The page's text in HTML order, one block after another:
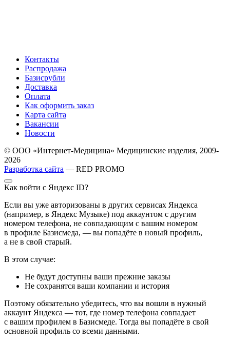
Контакты
Распродажа
Базисрубли
Доставка
Оплата
Как оформить заказ
Карта сайта
Вакансии
Новости
© ООО «Интернет-Медицина» Медицинские изделия, 2009-
2026
Разработка сайта — RED PROMO
Как войти с Яндекс ID?
Если вы уже авторизованы в других сервисах Яндекса
(например, в Яндекс Музыке) под аккаунтом с другим
номером телефона, не совпадающим с вашим номером
в профиле Базисмеда, — вы попадёте в новый профиль,
а не в свой старый.
В этом случае:
Не будут доступны ваши прежние заказы
Не сохранятся ваши компании и история
Поэтому обязательно убедитесь, что вы вошли в нужный
аккаунт Яндекса — тот, где номер телефона совпадает
с вашим профилем в Базисмеде. Тогда вы попадёте в свой
основной профиль со всеми данными.